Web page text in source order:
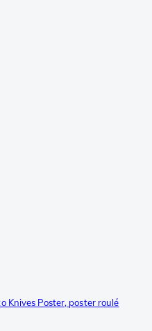
Knives Poster, poster roulé